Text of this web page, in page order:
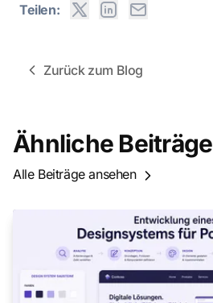
Teilen:
Zurück zum Blog
Ähnliche Beiträge
Alle Beiträge ansehen